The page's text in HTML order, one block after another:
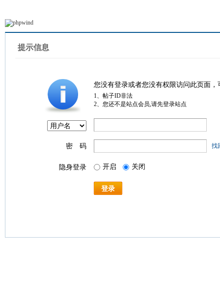
提示信息
您没有登录或者您没有权限访问此页面
1、帖子ID非法
2、您还不是站点会员,请先登录站点
密 码 找
隐身登录 开启 关闭
登录